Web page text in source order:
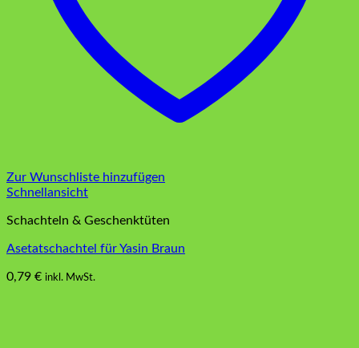
Zur Wunschliste hinzufügen
Schnellansicht
Schachteln & Geschenktüten
Asetatschachtel für Yasin Braun
0,79 € inkl. MwSt.